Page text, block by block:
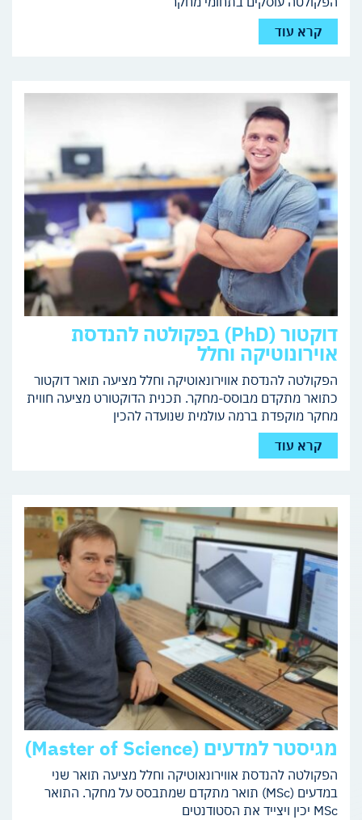
קרא עוד
דוקטור (PhD) בפקולטה להנדסת
אוירונוטיקה וחלל
הפקולטה להנדסת אווירונאוטיקה וחלל מציעה תואר דוקטור
כתואר מתקדם מבוסס-מחקר. תכנית הדוקטורט מציעה חווית
מחקר מוקפדת ברמה עולמית שנועדה להכין
קרא עוד
מגיסטר למדעים (Master of Science)
הפקולטה להנדסת אווירונאוטיקה וחלל מציעה תואר שני
במדעים (MSc) תואר מתקדם שמתבסס על מחקר. התואר
MSc יכין ויצייד את הסטודנטים